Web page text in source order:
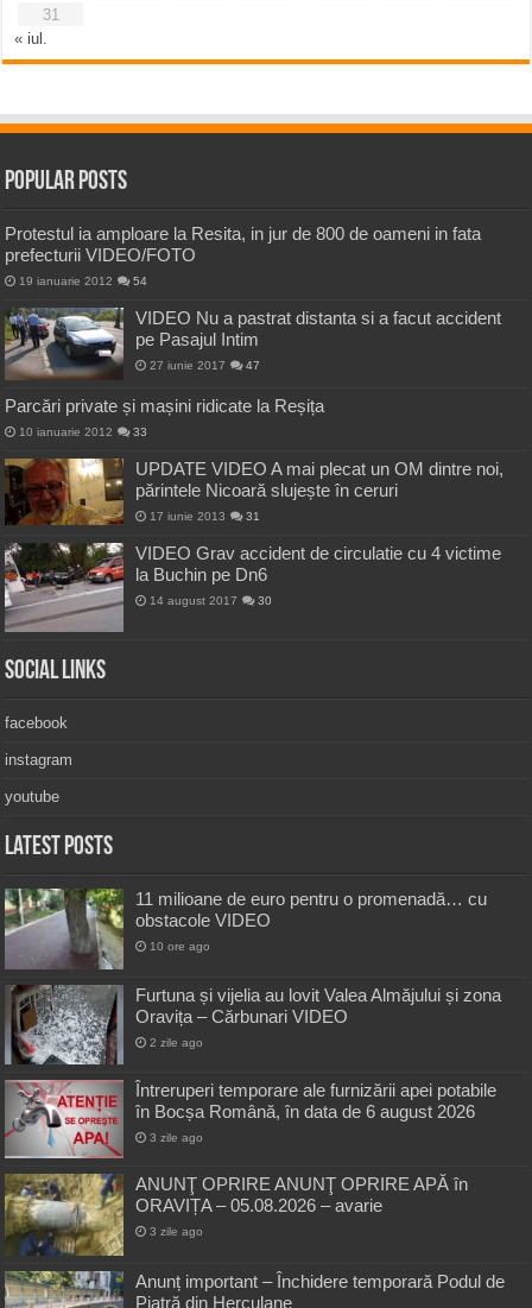
31
« iul.
Popular Posts
Protestul ia amploare la Resita, in jur de 800 de oameni in fata
prefecturii VIDEO/FOTO
19 ianuarie 2012 54
VIDEO Nu a pastrat distanta si a facut accident
pe Pasajul Intim
27 iunie 2017 47
Parcări private și mașini ridicate la Reșița
10 ianuarie 2012 33
UPDATE VIDEO A mai plecat un OM dintre noi,
părintele Nicoară slujește în ceruri
17 iunie 2013 31
VIDEO Grav accident de circulatie cu 4 victime
la Buchin pe Dn6
14 august 2017 30
Social Links
facebook
instagram
youtube
Latest Posts
11 milioane de euro pentru o promenadă… cu
obstacole VIDEO
10 ore ago
Furtuna și vijelia au lovit Valea Almăjului și zona
Oravița – Cărbunari VIDEO
2 zile ago
Întreruperi temporare ale furnizării apei potabile
în Bocșa Română, în data de 6 august 2026
3 zile ago
ANUNŢ OPRIRE ANUNŢ OPRIRE APĂ în
ORAVIȚA – 05.08.2026 – avarie
3 zile ago
Anunț important – Închidere temporară Podul de
Piatră din Herculane